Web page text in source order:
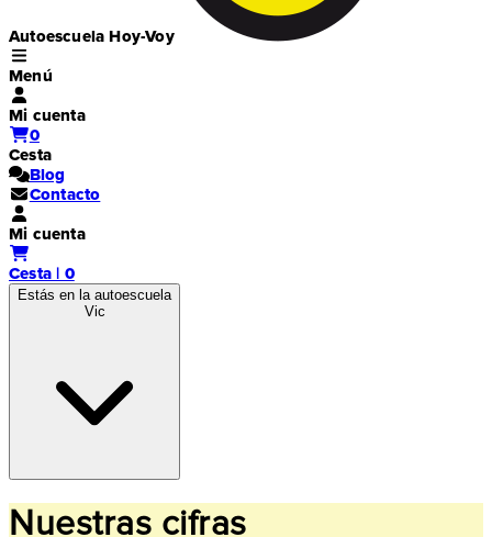
Autoescuela Hoy-Voy
Menú
Mi cuenta
0
Cesta
Blog
Contacto
Mi cuenta
Cesta | 0
Estás en la autoescuela
Vic
Nuestras cifras